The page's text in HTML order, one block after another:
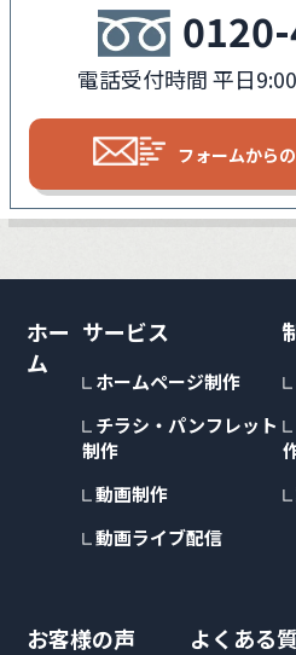
電話受付時間 平日
フォームからの
ホー
ム
サービス
ホームページ制作
チラシ・パンフレット
制作
動画制作
動画ライブ配信
お客様の声 よくある